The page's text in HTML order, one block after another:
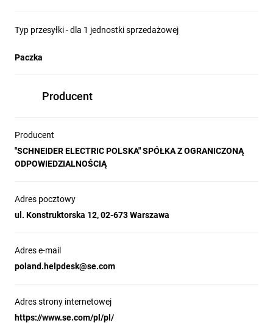
Typ przesyłki - dla 1 jednostki sprzedażowej
Paczka
Producent
Producent
"SCHNEIDER ELECTRIC POLSKA" SPÓŁKA Z OGRANICZONĄ
ODPOWIEDZIALNOŚCIĄ
Adres pocztowy
ul. Konstruktorska 12, 02-673 Warszawa
Adres e-mail
poland.helpdesk@se.com
Adres strony internetowej
https://www.se.com/pl/pl/